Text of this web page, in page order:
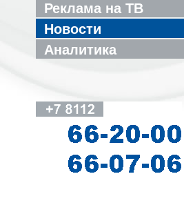
Реклама на ТВ
Новости
Аналитика